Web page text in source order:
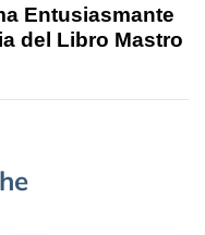
Entusiasmante
del Libro Mastro